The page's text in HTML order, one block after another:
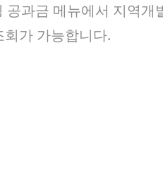
과금 메뉴에서 지역개
가 가능합니다.